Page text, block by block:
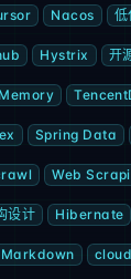
Nacos 低
Hystrix 开
Spring Data
Web
设计 Hibernate
Markdown